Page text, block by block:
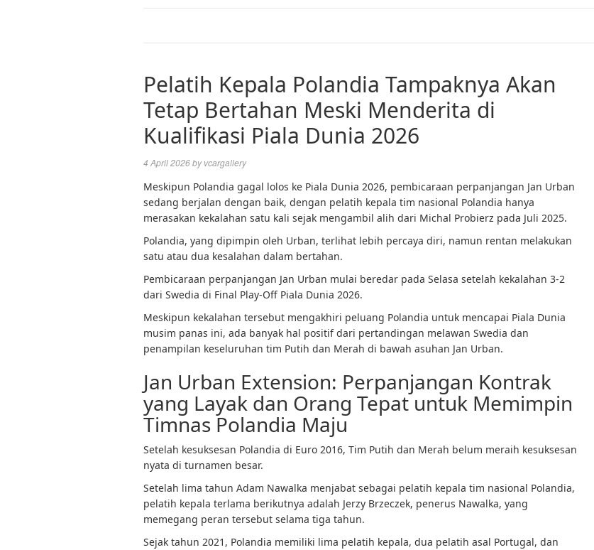
Pelatih Kepala Polandia Tampaknya Akan
Tetap Bertahan Meski Menderita di
Kualifikasi Piala Dunia 2026
4 April 2026by vcargallery
Meskipun Polandia gagal lolos ke Piala Dunia 2026, pembicaraan perpanjangan Jan Urban
sedang berjalan dengan baik, dengan pelatih kepala tim nasional Polandia hanya
merasakan kekalahan satu kali sejak mengambil alih dari Michal Probierz pada Juli 2025.
Polandia, yang dipimpin oleh Urban, terlihat lebih percaya diri, namun rentan melakukan
satu atau dua kesalahan dalam bertahan.
Pembicaraan perpanjangan Jan Urban mulai beredar pada Selasa setelah kekalahan 3-2
dari Swedia di Final Play-Off Piala Dunia 2026.
Meskipun kekalahan tersebut mengakhiri peluang Polandia untuk mencapai Piala Dunia
musim panas ini, ada banyak hal positif dari pertandingan melawan Swedia dan
penampilan keseluruhan tim Putih dan Merah di bawah asuhan Jan Urban.
Jan Urban Extension: Perpanjangan Kontrak
yang Layak dan Orang Tepat untuk Memimpin
Timnas Polandia Maju
Setelah kesuksesan Polandia di Euro 2016, Tim Putih dan Merah belum meraih kesuksesan
nyata di turnamen besar.
Setelah lima tahun Adam Nawalka menjabat sebagai pelatih kepala tim nasional Polandia,
pelatih kepala terlama berikutnya adalah Jerzy Brzeczek, penerus Nawalka, yang
memegang peran tersebut selama tiga tahun.
Sejak tahun 2021, Polandia memiliki lima pelatih kepala, dua pelatih asal Portugal, dan